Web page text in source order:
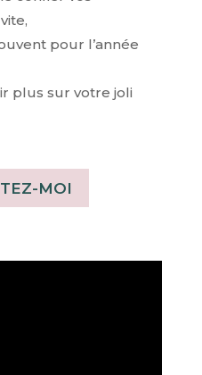
pour l’année
plus sur votre joli
MOI